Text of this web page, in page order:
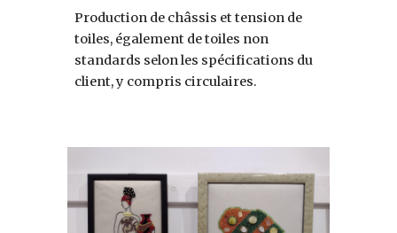
Production de châssis et tension de
toiles, également de toiles non
standards selon les spécifications du
client, y compris circulaires.